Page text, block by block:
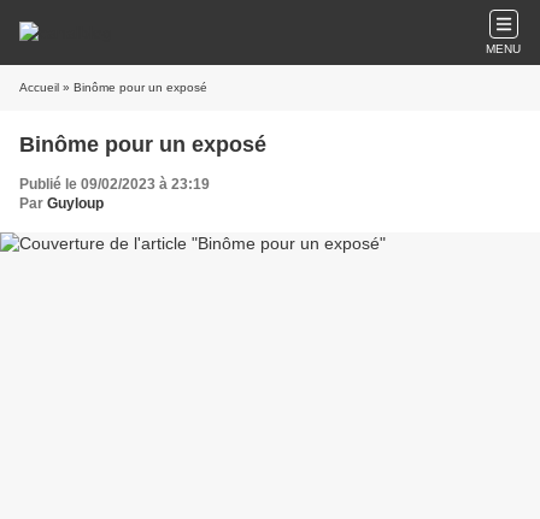
MENU
Accueil » Binôme pour un exposé
Binôme pour un exposé
Publié le 09/02/2023 à 23:19
Par Guyloup